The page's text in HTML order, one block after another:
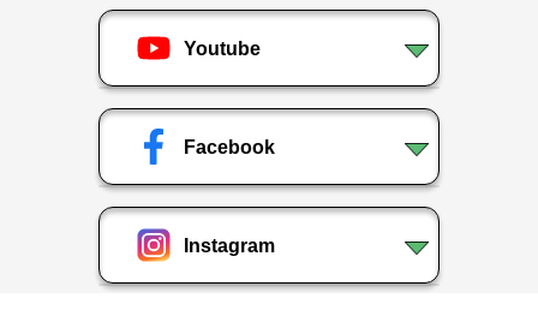
Youtube
Facebook
Instagram